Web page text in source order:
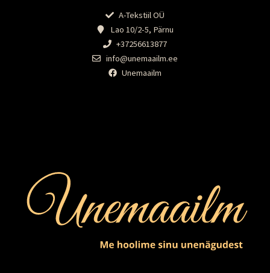
A-Tekstiil OÜ
Lao 10/2-5, Pärnu
+37256613877
info@unemaailm.ee
Unemaailm